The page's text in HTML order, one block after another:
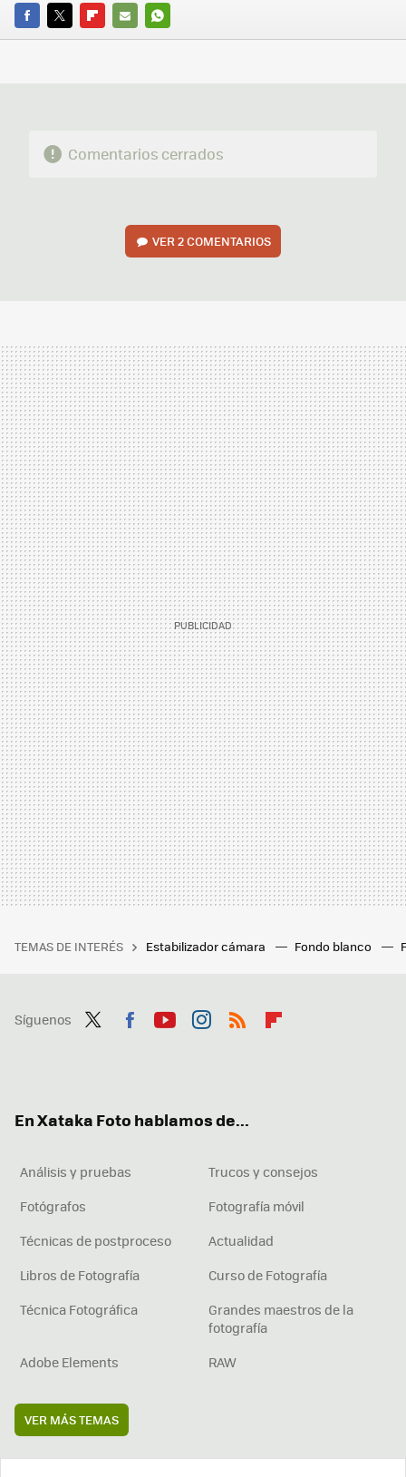
FACEBOOK
TWITTERFLIPBOARD
E-
WHATSAPP
Comentarios cerrados
VER2 COMENTARIOS
TEMAS DE INTERÉS Estabilizador cámara Fondo blanco
Síguenos
En Xataka Foto hablamos de...
Análisis y pruebas
Trucos y consejos
Fotógrafos
Fotografía móvil
Técnicas de postproceso
Actualidad
Libros de Fotografía
Curso de Fotografía
Técnica Fotográfica
Grandes maestros de la
fotografía
Adobe Elements
RAW
VER MÁS TEMAS